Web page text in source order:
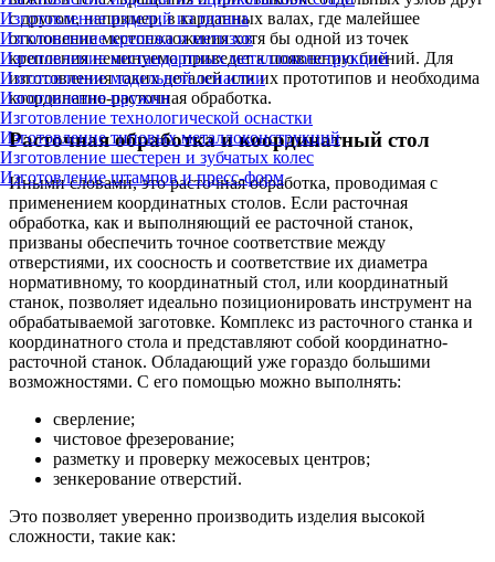
Изготовление изделий из титана
Изготовление крепежа и метизов
Изготовление нестандартных металлоконструкций
Изготовление модельной оснастки
Изготовление пружин
Изготовление технологической оснастки
Изготовление типовых металлоконструкций
Изготовление шестерен и зубчатых колес
Изготовление штампов и пресс-форм
с другом, например, в карданных валах, где малейшее
отклонение местоположения хотя бы одной из точек
крепления неминуемо приведет к появлению биений. Для
изготовления таких деталей или их прототипов и необходима
координатно-расточная обработка.
Расточная обработка и координатный стол
Иными словами, это расточная обработка, проводимая с
применением координатных столов. Если расточная
обработка, как и выполняющий ее расточной станок,
призваны обеспечить точное соответствие между
отверстиями, их соосность и соответствие их диаметра
нормативному, то координатный стол, или координатный
станок, позволяет идеально позиционировать инструмент на
обрабатываемой заготовке. Комплекс из расточного станка и
координатного стола и представляют собой координатно-
расточной станок. Обладающий уже гораздо большими
возможностями. С его помощью можно выполнять:
сверление;
чистовое фрезерование;
разметку и проверку межосевых центров;
зенкерование отверстий.
Это позволяет уверенно производить изделия высокой
сложности, такие как: